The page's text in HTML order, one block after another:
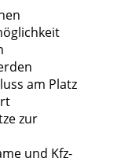
am Platz
zur
und Kfz-